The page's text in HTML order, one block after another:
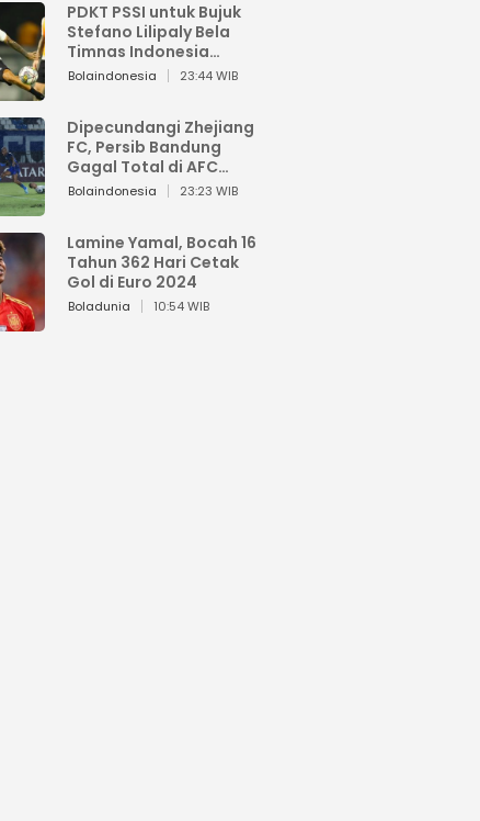
PDKT PSSI untuk Bujuk
Stefano Lilipaly Bela
Timnas Indonesia
Berakhir Berantakan
Bolaindonesia 23:44 WIB
Dipecundangi Zhejiang
FC, Persib Bandung
Gagal Total di AFC
Champions League Two
Bolaindonesia 23:23 WIB
Lamine Yamal, Bocah 16
Tahun 362 Hari Cetak
Gol di Euro 2024
Boladunia 10:54 WIB